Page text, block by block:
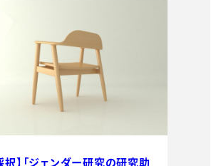
択】「ジェンダー研究の研究助